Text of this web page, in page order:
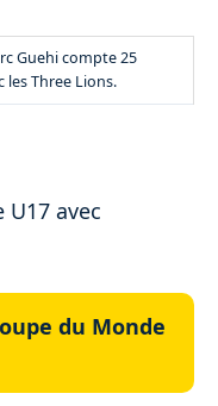
Guehi compte 25
les Three Lions.
avec
du Monde